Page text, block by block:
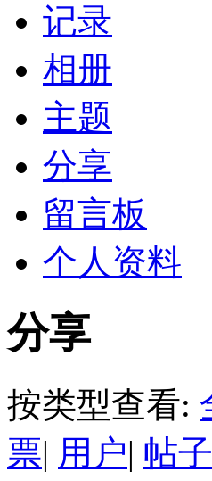
记录
相册
主题
分享
留言板
个人资料
分享
按类型查看:
票| 用户| 帖子